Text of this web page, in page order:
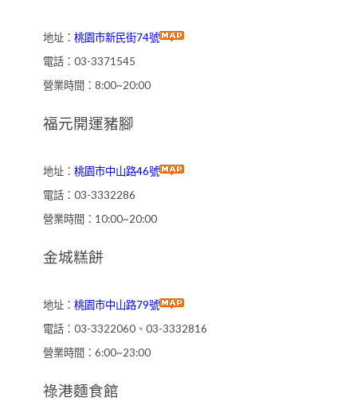
地址： 桃園市新民街74號
電話：03-3371545
營業時間：8:00~20:00
福元開運豬腳
地址： 桃園市中山路46號
電話：03-3332286
營業時間：10:00~20:00
金城糕餅
地址： 桃園市中山路79號
電話：03-3322060、03-3332816
營業時間：6:00~23:00
祿港麵食館